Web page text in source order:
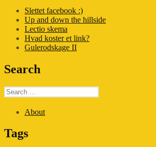
Slettet facebook :)
Up and down the hillside
Lectio skema
Hvad koster et link?
Gulerodskage II
Search
Search
for:
About
Tags